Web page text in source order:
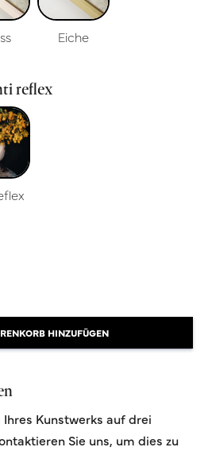
Eiche
reflex
HINZUFÜGEN
Ihres Kunstwerks auf drei
Sie uns, um dies zu